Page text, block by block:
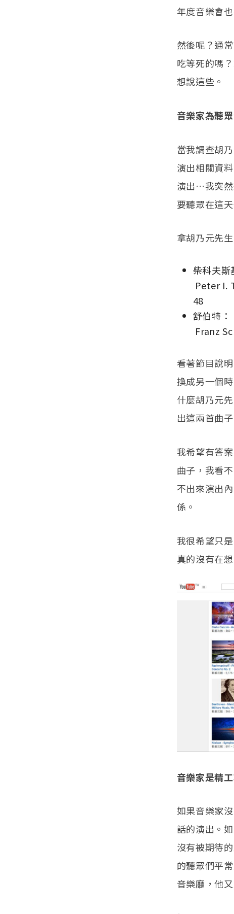
年度音樂會
然後呢？通
吃等死的嗎
想說這些。
音樂家為聽
當我調查胡
演出相關資
演出…我突
要聽眾在這
拿胡乃元先生
柴科夫斯
Peter I.
48
舒伯特：
Franz
看著節目說
換成另一個
什麼胡乃元
出這兩首曲
我希望有答
曲子，我看
不出來演出
係。
我很希望只
真的沒有在
音樂家是精
如果音樂家
話的演出。
沒有被期待
的聽眾們平
音樂廳，他